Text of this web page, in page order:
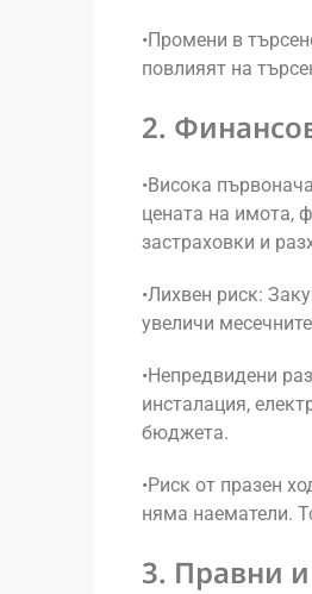
•Промени в
повлияят на
2.
•Висока
цената на имота,
застраховки и
•Лихвен риск:
увеличи
•Непредвидени
инсталация,
бюджета.
•Риск от празен
няма наематели.
3. Правни